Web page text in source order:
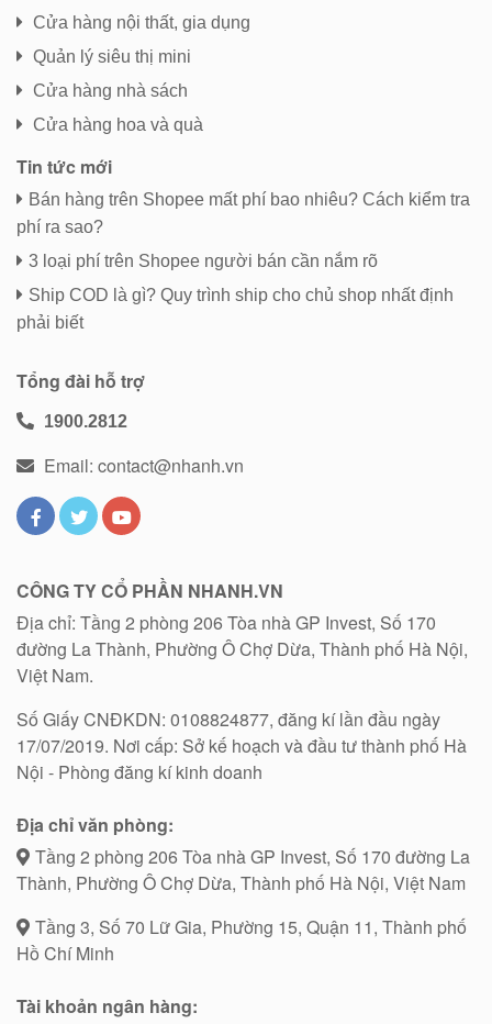
Cửa hàng nội thất, gia dụng
Quản lý siêu thị mini
Cửa hàng nhà sách
Cửa hàng hoa và quà
Tin tức mới
Bán hàng trên Shopee mất phí bao nhiêu? Cách kiểm tra
phí ra sao?
3 loại phí trên Shopee người bán cần nắm rõ
Ship COD là gì? Quy trình ship cho chủ shop nhất định
phải biết
Tổng đài hỗ trợ
1900.2812
Email: contact@nhanh.vn
CÔNG TY CỔ PHẦN NHANH.VN
Địa chỉ: Tầng 2 phòng 206 Tòa nhà GP Invest, Số 170
đường La Thành, Phường Ô Chợ Dừa, Thành phố Hà Nội,
Việt Nam.
Số Giấy CNĐKDN: 0108824877, đăng kí lần đầu ngày
17/07/2019. Nơi cấp: Sở kế hoạch và đầu tư thành phố Hà
Nội - Phòng đăng kí kinh doanh
Địa chỉ văn phòng:
Tầng 2 phòng 206 Tòa nhà GP Invest, Số 170 đường La
Thành, Phường Ô Chợ Dừa, Thành phố Hà Nội, Việt Nam
Tầng 3, Số 70 Lữ Gia, Phường 15, Quận 11, Thành phố
Hồ Chí Minh
Tài khoản ngân hàng: